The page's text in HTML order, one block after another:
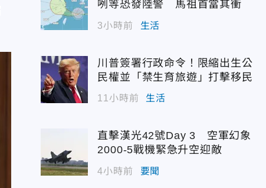
咧等恐發陸警 馬祖首當其衝
3小時前 生活
川普簽署行政命令！限縮出生公
民權並「禁生育旅遊」打擊移民
11小時前 生活
直擊漢光42號Day 3 空軍幻象
2000-5戰機緊急升空迎敵
4小時前 要聞